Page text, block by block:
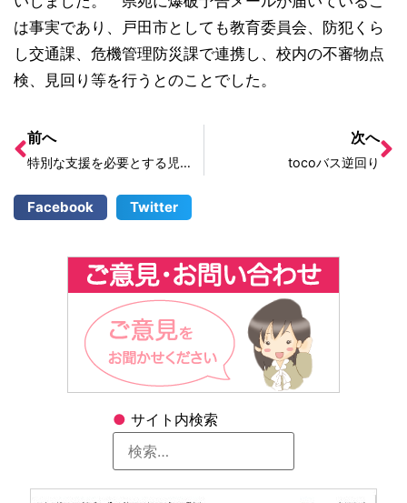
● サイト内検索
は事実であり、戸田市としても教育委員会、防犯くら
し交通課、危機管理防災課で連携し、校内の不審物点
検、見回り等を行うとのことでした。
前へ
特別な支援を必要とする児童の学童保育室入室
次へ
tocoバス逆回り
Facebook Twitter